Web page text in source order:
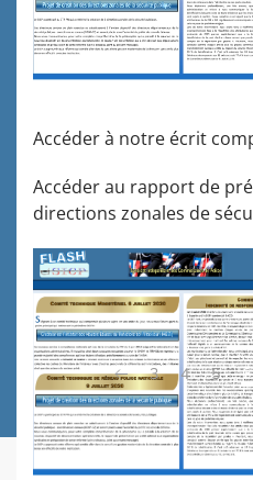
Accéder à notre écrit
Accéder au rapport de
directions zonales de
Infos - Semaine du 25 mai
Visioconférence DGPN - 14
Comité Technique
LEWANDOSKI
Visioconférence DGPN - 23
Message de soutien
Visioconférence DGPN - 16
3 4 5 6